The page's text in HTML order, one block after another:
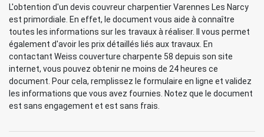
L'obtention d'un devis couvreur charpentier Varennes Les Narcy
est primordiale. En effet, le document vous aide à connaître
toutes les informations sur les travaux à réaliser. Il vous permet
également d'avoir les prix détaillés liés aux travaux. En
contactant Weiss couverture charpente 58 depuis son site
internet, vous pouvez obtenir ne moins de 24 heures ce
document. Pour cela, remplissez le formulaire en ligne et validez
les informations que vous avez fournies. Notez que le document
est sans engagement et est sans frais.